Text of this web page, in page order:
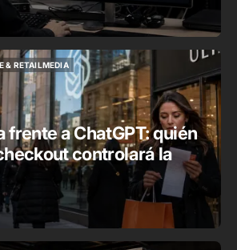
& RETAILMEDIA
& RETAILMEDIA
frente a ChatGPT: quién
controlará la